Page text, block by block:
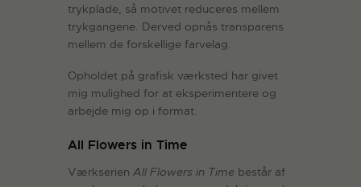
trykplade, så motivet reduceres mellem
trykgangene. Derved opnås transparens
mellem de forskellige farvelag.
Opholdet på grafisk værksted har givet
mig mulighed for at eksperimentere og
arbejde mig op i format.
All Flowers in Time
Værkserien All Flowers in Time består af